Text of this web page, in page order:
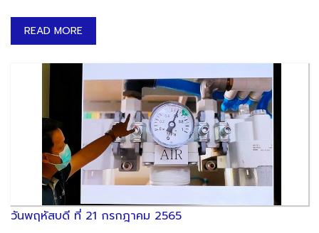
READ MORE
วันพฤหัสบดี ที่ 21 กรกฎาคม 2565